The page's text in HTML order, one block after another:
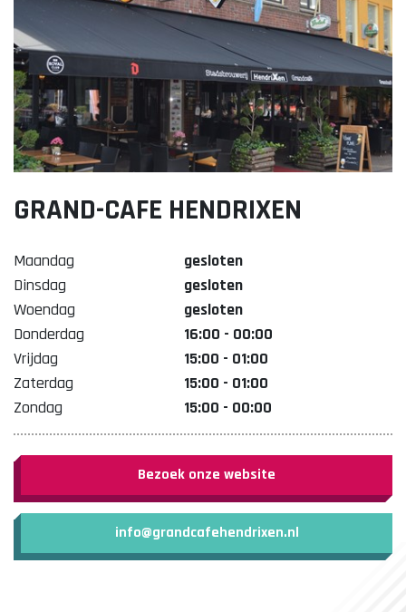
Gratis Shuttle
FAQ
Lekker. Doetinchem
Organisatie Binnenstadbedrijf Doetinchem
GRAND-CAFE HENDRIXEN
Maandag
gesloten
Dinsdag
gesloten
Woendag
gesloten
Donderdag
16:00 - 00:00
Vrijdag
15:00 - 01:00
Zaterdag
15:00 - 01:00
Zondag
15:00 - 00:00
Bezoek onze website
info@grandcafehendrixen.nl